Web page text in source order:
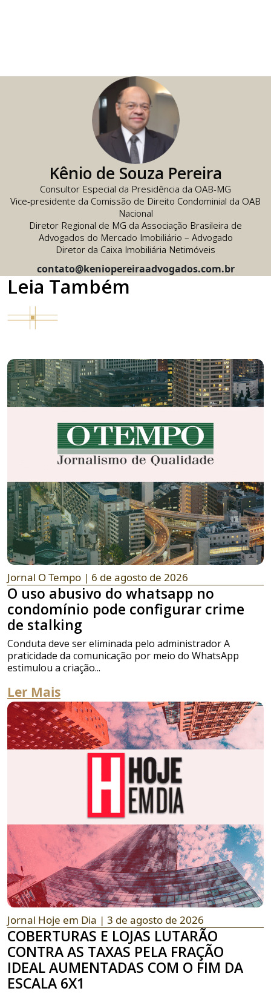
Kênio de Souza Pereira
Consultor Especial da Presidência da OAB-MG
Vice-presidente da Comissão de Direito Condominial da OAB
Nacional
Diretor Regional de MG da Associação Brasileira de
Advogados do Mercado Imobiliário – Advogado
Diretor da Caixa Imobiliária Netimóveis
contato@keniopereiraadvogados.com.br
Leia Também
Jornal O Tempo | 6 de agosto de 2026
O uso abusivo do whatsapp no
condomínio pode configurar crime
de stalking
Conduta deve ser eliminada pelo administrador A
praticidade da comunicação por meio do WhatsApp
estimulou a criação...
Ler Mais
Jornal Hoje em Dia | 3 de agosto de 2026
COBERTURAS E LOJAS LUTARÃO
CONTRA AS TAXAS PELA FRAÇÃO
IDEAL AUMENTADAS COM O FIM DA
ESCALA 6X1